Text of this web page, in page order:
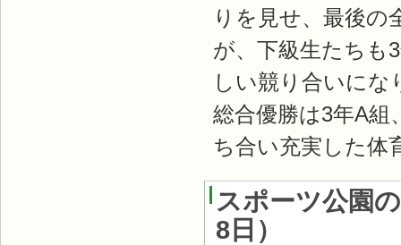
りを見せ、最後の
が、下級生たちも
しい競り合いにな
総合優勝は3年A
ち合い充実した体
スポーツ公園
8日）